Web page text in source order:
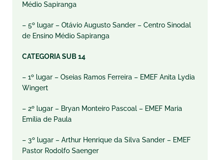
Médio Sapiranga
– 5º lugar – Otávio Augusto Sander – Centro Sinodal
de Ensino Médio Sapiranga
CATEGORIA SUB 14
– 1º lugar – Oseias Ramos Ferreira – EMEF Anita Lydia
Wingert
– 2º lugar – Bryan Monteiro Pascoal – EMEF Maria
Emília de Paula
– 3º lugar – Arthur Henrique da Silva Sander – EMEF
Pastor Rodolfo Saenger